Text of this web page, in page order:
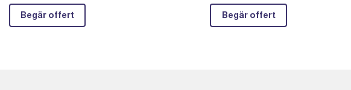
Begär offert Begär offert